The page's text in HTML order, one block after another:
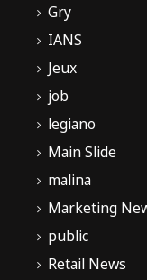
Gry
IANS
Jeux
job
legiano
Main Slide
malina
Marketing
public
Retail News